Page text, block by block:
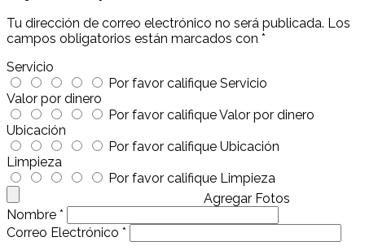
Tu dirección de correo electrónico no será publicada. Los
campos obligatorios están marcados con *
Servicio
Por favor califique Servicio
Valor por dinero
Por favor califique Valor por dinero
Ubicación
Por favor califique Ubicación
Limpieza
Por favor califique Limpieza
Agregar Fotos
Nombre *
Correo Electrónico *